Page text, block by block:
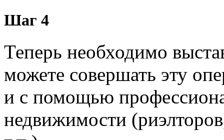
Шаг 4
Теперь необходимо
можете совершать эту
и с помощью
недвижимости